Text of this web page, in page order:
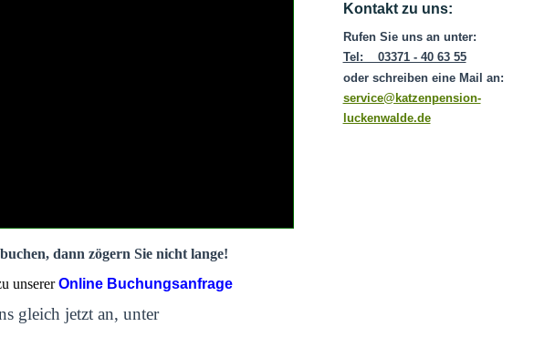
dann zögern Sie nicht lange!
unsererOnline Buchungsanfrage
gleich jetzt an, unter
Kontakt zu uns:
Rufen Sie uns an unter:
Tel: 03371 - 40 63 55
oder schreiben eine Mail an:
service@katzenpension-
luckenwalde.de